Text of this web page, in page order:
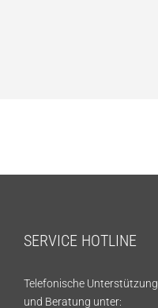
SERVICE HOTLINE
Telefonische Unterstützung
und Beratung unter: